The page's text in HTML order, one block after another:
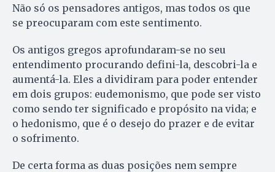
Não só os pensadores antigos, mas todos os que
se preocuparam com este sentimento.
Os antigos gregos aprofundaram-se no seu
entendimento procurando defini-la, descobri-la e
aumentá-la. Eles a dividiram para poder entender
em dois grupos: eudemonismo, que pode ser visto
como sendo ter significado e propósito na vida; e
o hedonismo, que é o desejo do prazer e de evitar
o sofrimento.
De certa forma as duas posições nem sempre